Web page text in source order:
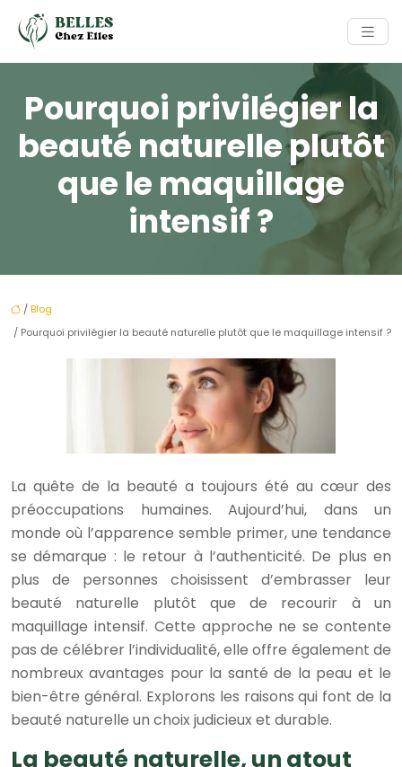
Pourquoi privilégier la
beauté naturelle plutôt
que le maquillage
intensif ?
/Blog
/ Pourquoi privilégier la beauté naturelle plutôt que le maquillage intensif ?
La quête de la beauté a toujours été au cœur des
préoccupations humaines. Aujourd’hui, dans un
monde où l’apparence semble primer, une tendance
se démarque : le retour à l’authenticité. De plus en
plus de personnes choisissent d’embrasser leur
beauté naturelle plutôt que de recourir à un
maquillage intensif. Cette approche ne se contente
pas de célébrer l’individualité, elle offre également de
nombreux avantages pour la santé de la peau et le
bien-être général. Explorons les raisons qui font de la
beauté naturelle un choix judicieux et durable.
La beauté naturelle, un atout